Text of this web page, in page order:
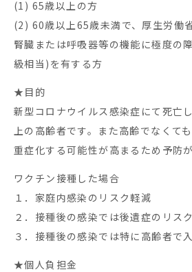
(1) 65歳以上の方
(2) 60歳以上65歳未満で、厚生労働
腎臓または呼吸器等の機能に極度の
級相当)を有する方
★目的
新型コロナウイルス感染症にて死亡
上の高齢者です。また高齢でなくて
重症化する可能性が高まるため予防が
ワクチン接種した場合
１．家庭内感染のリスク軽減
２．接種後の感染では後遺症のリス
３．接種後の感染では特に高齢者で
★個人負担金